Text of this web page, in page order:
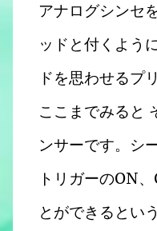
アナログシンセ
ッドと付くよう
ドを思わせるプ
ここまでみると
ンサーです。シ
トリガーのON
とができるとい